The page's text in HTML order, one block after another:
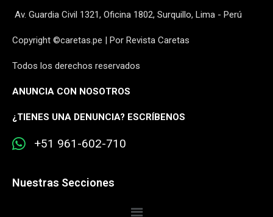
Av. Guardia Civil 1321, Oficina 1802, Surquillo, Lima - Perú
Copyright ©caretas.pe | Por Revista Caretas
Todos los derechos reservados
ANUNCIA CON NOSOTROS
¿TIENES UNA DENUNCIA? ESCRÍBENOS
+51 961-602-710
Nuestras Secciones